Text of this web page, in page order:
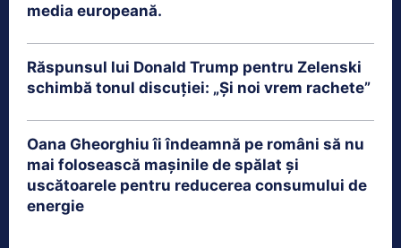
media europeană.
Răspunsul lui Donald Trump pentru Zelenski
schimbă tonul discuției: „Și noi vrem rachete”
Oana Gheorghiu îi îndeamnă pe români să nu
mai folosească mașinile de spălat și
uscătoarele pentru reducerea consumului de
energie